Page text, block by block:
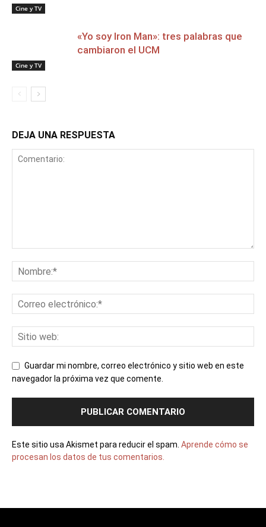
Cine y TV
Cine y TV
«Yo soy Iron Man»: tres palabras que
cambiaron el UCM
DEJA UNA RESPUESTA
Guardar mi nombre, correo electrónico y sitio web en este
navegador la próxima vez que comente.
Este sitio usa Akismet para reducir el spam. Aprende cómo se
procesan los datos de tus comentarios.